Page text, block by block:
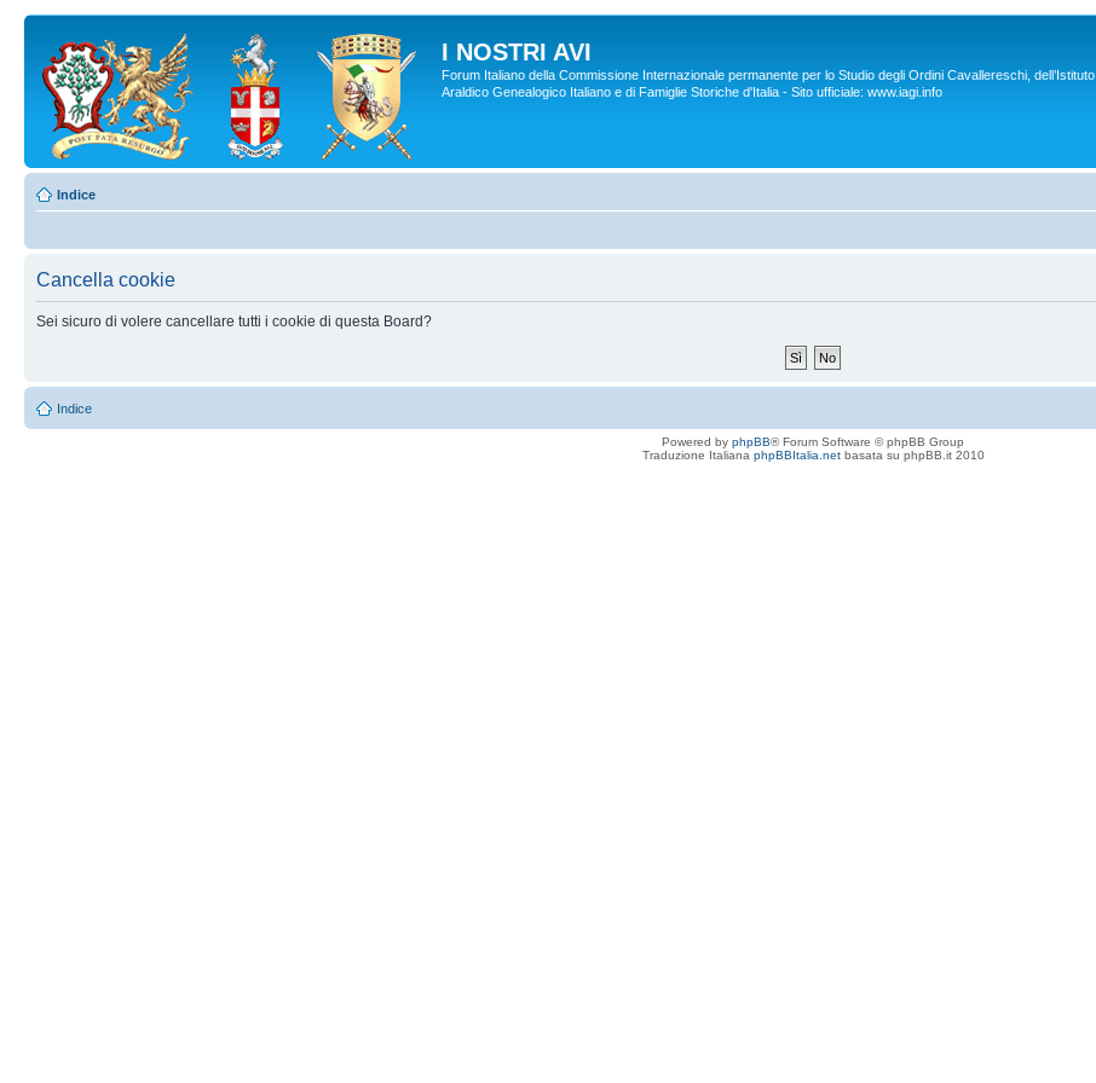
I NOSTRI AVI
Forum Italiano della Commissione Internazionale permanente per lo Studio degli Ordini Cavallereschi, dell’Istituto
Araldico Genealogico Italiano e di Famiglie Storiche d'Italia - Sito ufficiale: www.iagi.info
Indice
Cancella cookie
Sei sicuro di volere cancellare tutti i cookie di questa Board?
Indice
Powered by phpBB® Forum Software © phpBB Group
Traduzione Italiana phpBBItalia.netbasata su phpBB.it 2010